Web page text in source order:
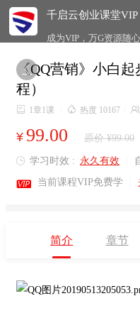
千启云创业课堂VIP
成为VIP，万G资源随心

《QQ营销》小白
程）
 1章1课  热度 10167 
¥ 99.00 原价 ¥99.00
 学习时效 : 永久有效
 当前课程VIP免费学
简介 章节